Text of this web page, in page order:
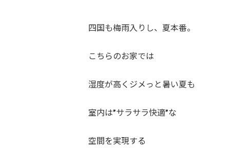
四国も梅雨入りし、夏本番。
こちらのお家では
湿度が高くジメっと暑い夏も
室内は”サラサラ快適”な
空間を実現する